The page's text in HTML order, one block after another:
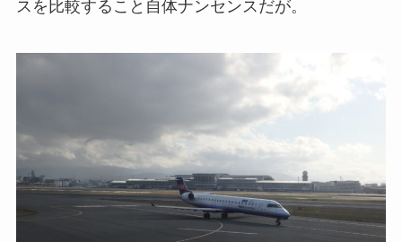
スを比較すること自体ナンセンスだが。